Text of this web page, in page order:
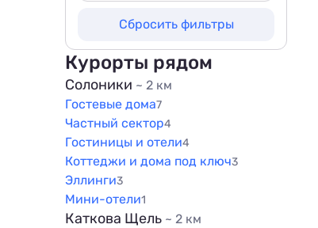
200 м
500 м
800 м
1000 м
1500 м
200 м
500 м
800 м
1000 м
1500 м
Сбросить фильтры
Курорты рядом
Солоники ~ 2 км
Гостевые дома7
Частный сектор4
Гостиницы и отели4
Коттеджи и дома под ключ3
Эллинги3
Мини-отели1
Каткова Щель ~ 2 км